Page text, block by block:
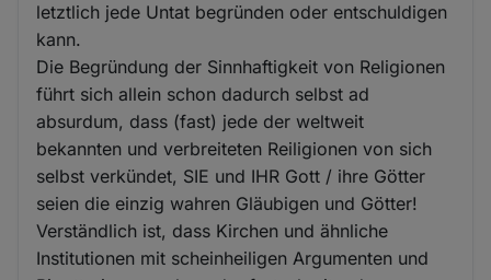
letztlich jede Untat begründen oder entschuldigen
kann.
Die Begründung der Sinnhaftigkeit von Religionen
führt sich allein schon dadurch selbst ad
absurdum, dass (fast) jede der weltweit
bekannten und verbreiteten Reiligionen von sich
selbst verkündet, SIE und IHR Gott / ihre Götter
seien die einzig wahren Gläubigen und Götter!
Verständlich ist, dass Kirchen und ähnliche
Institutionen mit scheinheiligen Argumenten und